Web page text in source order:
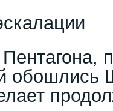
обошлись